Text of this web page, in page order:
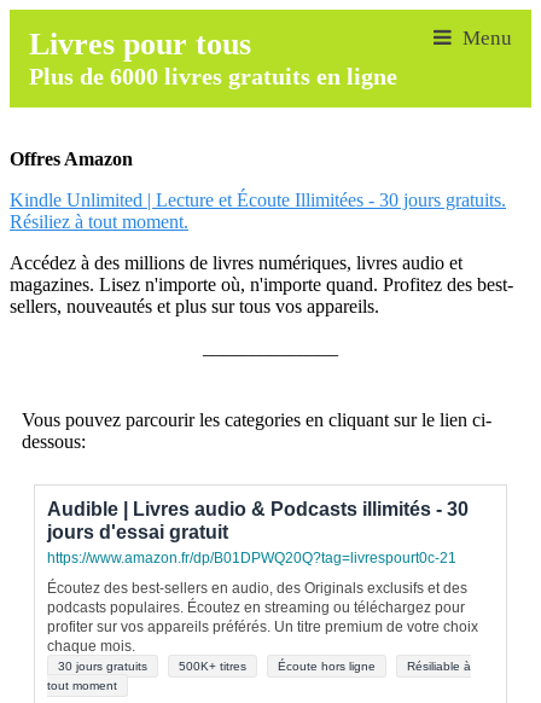
Livres pour tous
Plus de 6000 livres gratuits en ligne
Offres Amazon
Kindle Unlimited | Lecture et Écoute Illimitées - 30 jours gratuits.
Résiliez à tout moment.
Accédez à des millions de livres numériques, livres audio et
magazines. Lisez n'importe où, n'importe quand. Profitez des best-
sellers, nouveautés et plus sur tous vos appareils.
Vous pouvez parcourir les categories en cliquant sur le lien ci-
dessous:
Audible | Livres audio & Podcasts illimités - 30
jours d'essai gratuit
https://www.amazon.fr/dp/B01DPWQ20Q?tag=livrespourt0c-21
Écoutez des best-sellers en audio, des Originals exclusifs et des
podcasts populaires. Écoutez en streaming ou téléchargez pour
profiter sur vos appareils préférés. Un titre premium de votre choix
chaque mois.
30 jours gratuits 500K+ titres Écoute hors ligne
Résiliable à
tout moment